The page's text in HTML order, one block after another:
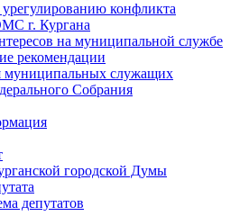
конфликта
г. Кургана
на муниципальной службе
рекомендации
муниципальных служащих
Cобрания
городской Думы
депутатов